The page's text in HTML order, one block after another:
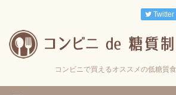
コンビニで買えるオススメの低糖質
Twitter